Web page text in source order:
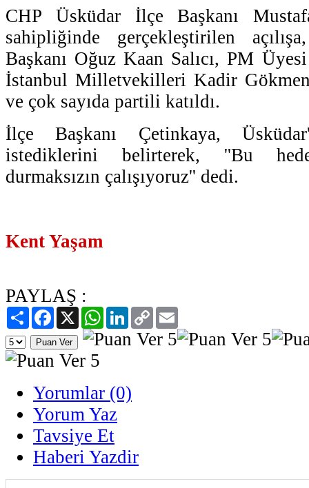
CHP Üsküdar İlçe Başkanı
sahipliğinde gerçekleştirilen
Başkanı Oğuz Kaan Salıcı, PM
İstanbul Milletvekilleri Kadir
ve çok sayıda partili katıldı.
İlçe Başkanı Çetinkaya,
istediklerini belirterek, ''Bu
durmaksızın çalışıyoruz'' dedi.
Kent Yaşam
PAYLAŞ :
PaylaşFacebook
X WhatsAppLinkedIn
Copy
Link
Yorumlar (0)
Yorum Yaz
Tavsiye Et
Haberi Yazdir